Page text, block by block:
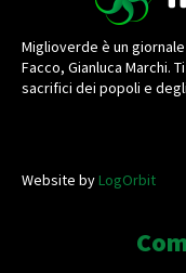
Miglioverde è un
Facco, Gianluca Marchi.
sacrifici dei popoli e
Website byLogOrbit